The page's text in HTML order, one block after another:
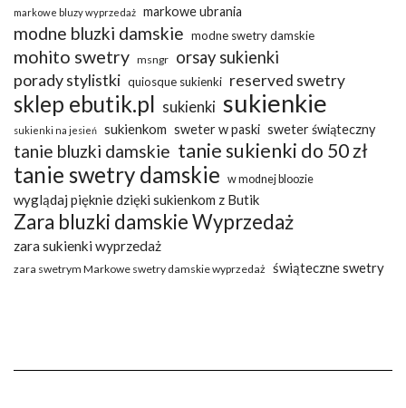
markowe bluzy wyprzedaż markowe ubrania
modne bluzki damskie modne swetry damskie
mohito swetry msngr orsay sukienki
porady stylistki quiosque sukienki reserved swetry
sklep ebutik.pl sukienki sukienkie
sukienki na jesień sukienkom sweter w paski sweter świąteczny
tanie bluzki damskie tanie sukienki do 50 zł
tanie swetry damskie w modnej bloozie
wyglądaj pięknie dzięki sukienkom z Butik
Zara bluzki damskie Wyprzedaż
zara sukienki wyprzedaż
zara swetrym Markowe swetry damskie wyprzedaż świąteczne swetry